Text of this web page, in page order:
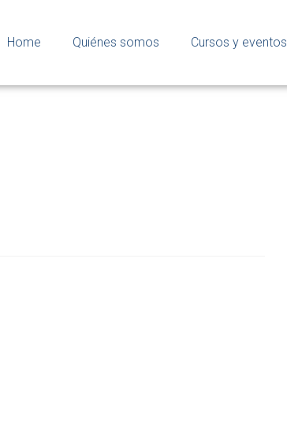
Home Quiénes somos Cursos y eventos